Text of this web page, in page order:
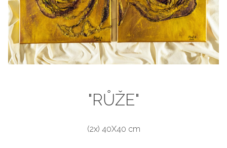
"RŮŽE"
(2x) 40X40 cm